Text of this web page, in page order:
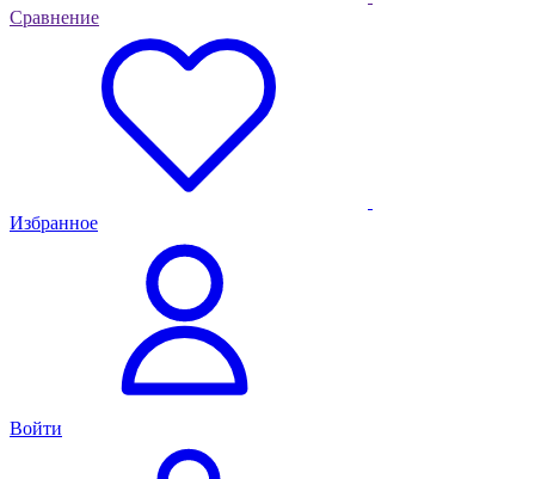
Сравнение
Избранное
Войти